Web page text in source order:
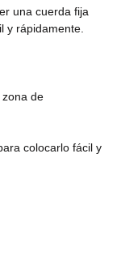
una cuerda fija
y rápidamente.
de
colocarlo fácil y